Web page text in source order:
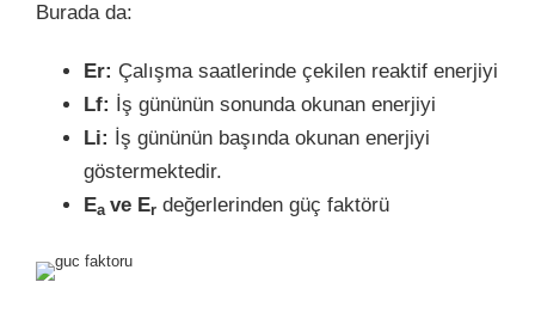
Burada da:
Er: Çalışma saatlerinde çekilen reaktif enerjiyi
Lf:
İş gününün sonunda okunan enerjiyi
Li:
İş gününün başında okunan enerjiyi
göstermektedir.
Ea ve Er değerlerinden güç faktörü